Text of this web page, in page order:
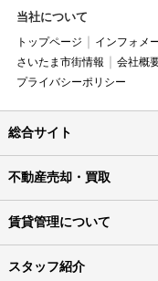
当社について
トップページ インフォメ
さいたま市街情報
会社概
プライバシーポリシー
総合サイト
不動産売却・買取
賃貸管理について
スタッフ紹介